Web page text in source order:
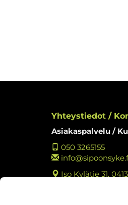
Yhteystiedot /
Asiakaspalvelu /
050 3265155
Iso Kylätie 31,